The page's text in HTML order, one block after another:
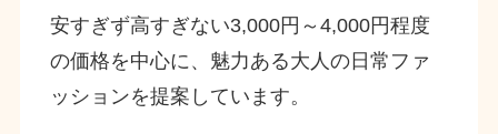
安すぎず高すぎない3,000円～4,000円程度
の価格を中心に、魅力ある大人の日常ファ
ッションを提案しています。